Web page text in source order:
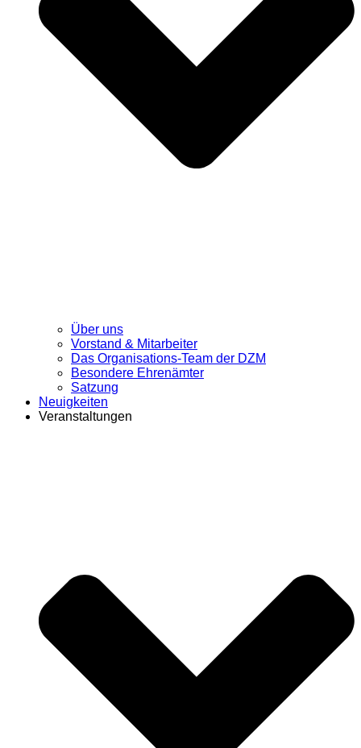
Über uns
Vorstand & Mitarbeiter
Das Organisations-Team der DZM
Besondere Ehrenämter
Satzung
Neuigkeiten
Veranstaltungen